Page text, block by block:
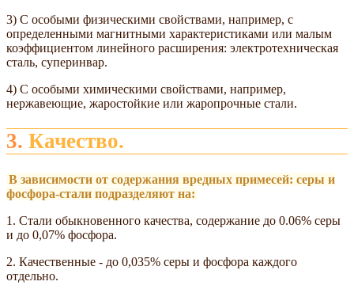
3) С особыми физическими свойствами, например, с
определенными магнитными характеристиками или малым
коэффициентом линейного расширения: электротехническая
сталь, суперинвар.
4) С особыми химическими свойствами, например,
нержавеющие, жаростойкие или жаропрочные стали.
3. Качество.
В зависимости от содержания вредных примесей: серы и
фосфора-стали подразделяют на:
1. Стали обыкновенного качества, содержание до 0.06% серы
и до 0,07% фосфора.
2. Качественные - до 0,035% серы и фосфора каждого
отдельно.